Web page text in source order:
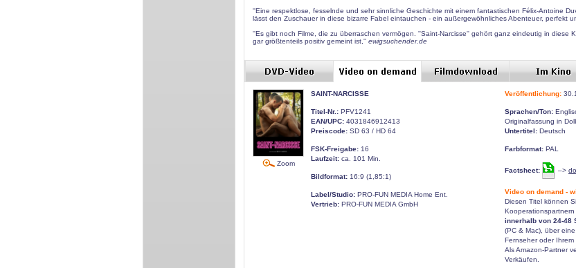
''Eine respektlose, fesselnde und sehr sinnliche Geschichte mit einem fantastischen Félix-Antoine
lässt den Zuschauer in diese bizarre Fabel eintauchen - ein außergewöhnliches Abenteuer, perfekt
''Es gibt noch Filme, die zu überraschen vermögen. ''Saint-Narcisse'' gehört ganz eindeutig in diese
gar größtenteils positiv gemeint ist,'' ewigsuchender.de
Zoom
SAINT-NARCISSE
Titel-Nr.: PFV1241
EAN/UPC: 4031846912413
Preiscode: SD 63 / HD 64
FSK-Freigabe: 16
Laufzeit: ca. 101 Min.
Bildformat: 16:9 (1,85:1)
Label/Studio: PRO-FUN MEDIA Home Ent.
Vertrieb: PRO-FUN MEDIA GmbH
Veröffentlichung:
Sprachen/Ton:
Originalfassung in
Untertitel: Deutsch
Farbformat: PAL
Factsheet: –>
Video on demand -
Diesen Titel können
innerhalb von 24-48
(PC & Mac), über
Fernseher oder Ihrem
Als Amazon-Partner
Verkäufen.